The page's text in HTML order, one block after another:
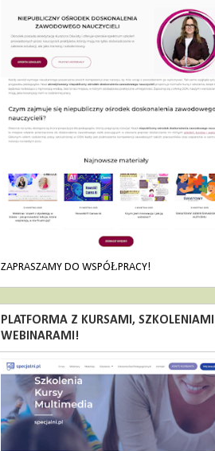
ZAPRASZAMY DO WSPÓŁPRACY!
PLATFORMA Z KURSAMI, SZKOLENIAMI I
WEBINARAMI!